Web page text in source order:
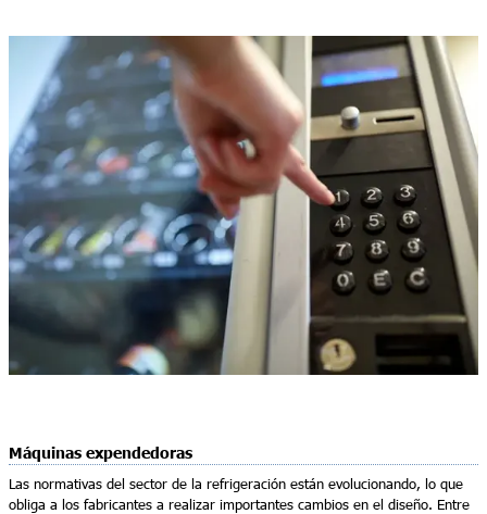
Máquinas expendedoras
Las normativas del sector de la refrigeración están evolucionando, lo que
obliga a los fabricantes a realizar importantes cambios en el diseño. Entre